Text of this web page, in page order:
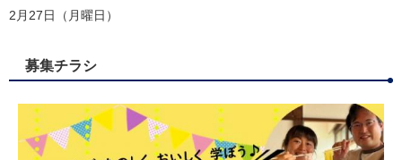
2月27日（月曜日）
募集チラシ